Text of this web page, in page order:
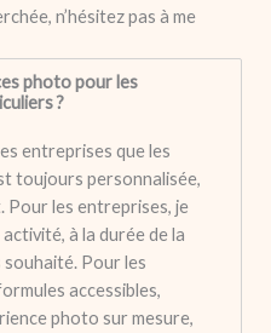
n’hésitez pas à me
photo pour les
?
entreprises que les
toujours personnalisée,
Pour les entreprises, je
à la durée de la
souhaité. Pour les
accessibles,
photo sur mesure,